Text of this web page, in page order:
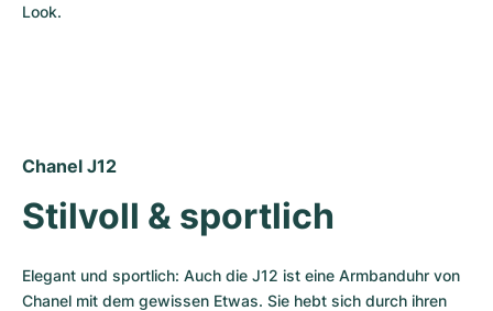
Look.
Chanel J12
Stilvoll & sportlich
Elegant und sportlich: Auch die J12 ist eine Armbanduhr von
Chanel mit dem gewissen Etwas. Sie hebt sich durch ihren